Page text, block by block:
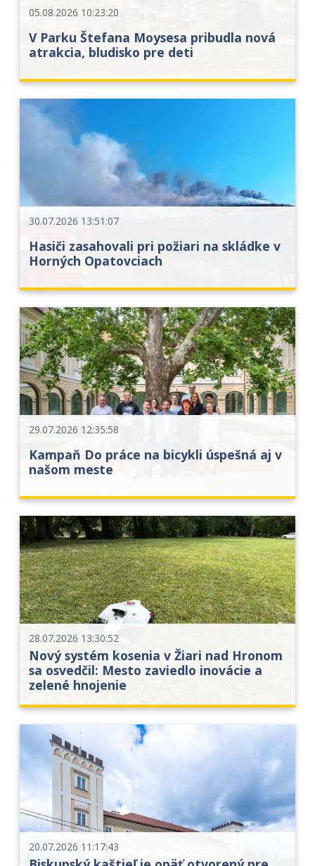
05.08.2026 10:23:20
V Parku Štefana Moysesa pribudla nová
atrakcia, bludisko pre deti
30.07.2026 13:51:07
Hasiči zasahovali pri požiari na skládke v
Horných Opatovciach
29.07.2026 12:35:58
Kampaň Do práce na bicykli úspešná aj v
našom meste
28.07.2026 13:30:52
Nový systém kosenia v Žiari nad Hronom
sa osvedčil: Mesto zaviedlo inovácie a
zelené hnojenie
20.07.2026 11:17:43